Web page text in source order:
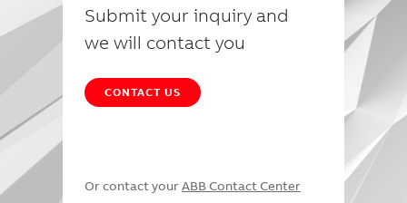
Submit your inquiry and
we will contact you
CONTACT US
Or contact your ABB Contact Center